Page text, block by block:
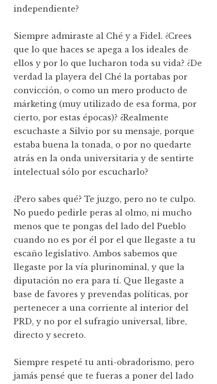
independiente?
Siempre admiraste al Ché y a Fidel. ¿Crees
que lo que haces se apega a los ideales de
ellos y por lo que lucharon toda su vida? ¿De
verdad la playera del Ché la portabas por
convicción, o como un mero producto de
márketing (muy utilizado de esa forma, por
cierto, por estas épocas)? ¿Realmente
escuchaste a Silvio por su mensaje, porque
estaba buena la tonada, o por no quedarte
atrás en la onda universitaria y de sentirte
intelectual sólo por escucharlo?
¿Pero sabes qué? Te juzgo, pero no te culpo.
No puedo pedirle peras al olmo, ni mucho
menos que te pongas del lado del Pueblo
cuando no es por él por el que llegaste a tu
escaño legislativo. Ambos sabemos que
llegaste por la vía plurinominal, y que la
diputación no era para tí. Que llegaste a
base de favores y prevendas políticas, por
pertenecer a una corriente al interior del
PRD, y no por el sufragio universal, libre,
directo y secreto.
Siempre respeté tu anti-obradorismo, pero
jamás pensé que te fueras a poner del lado